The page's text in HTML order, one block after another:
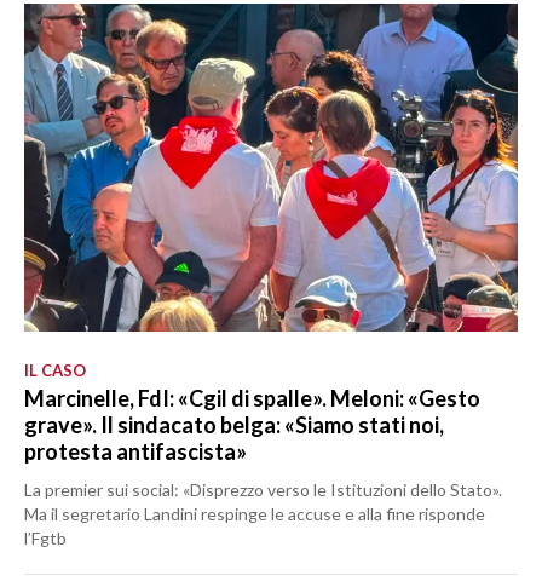
IL CASO
Marcinelle, FdI: «Cgil di spalle». Meloni: «Gesto
grave». Il sindacato belga: «Siamo stati noi,
protesta antifascista»
La premier sui social: «Disprezzo verso le Istituzioni dello Stato».
Ma il segretario Landini respinge le accuse e alla fine risponde
l’Fgtb